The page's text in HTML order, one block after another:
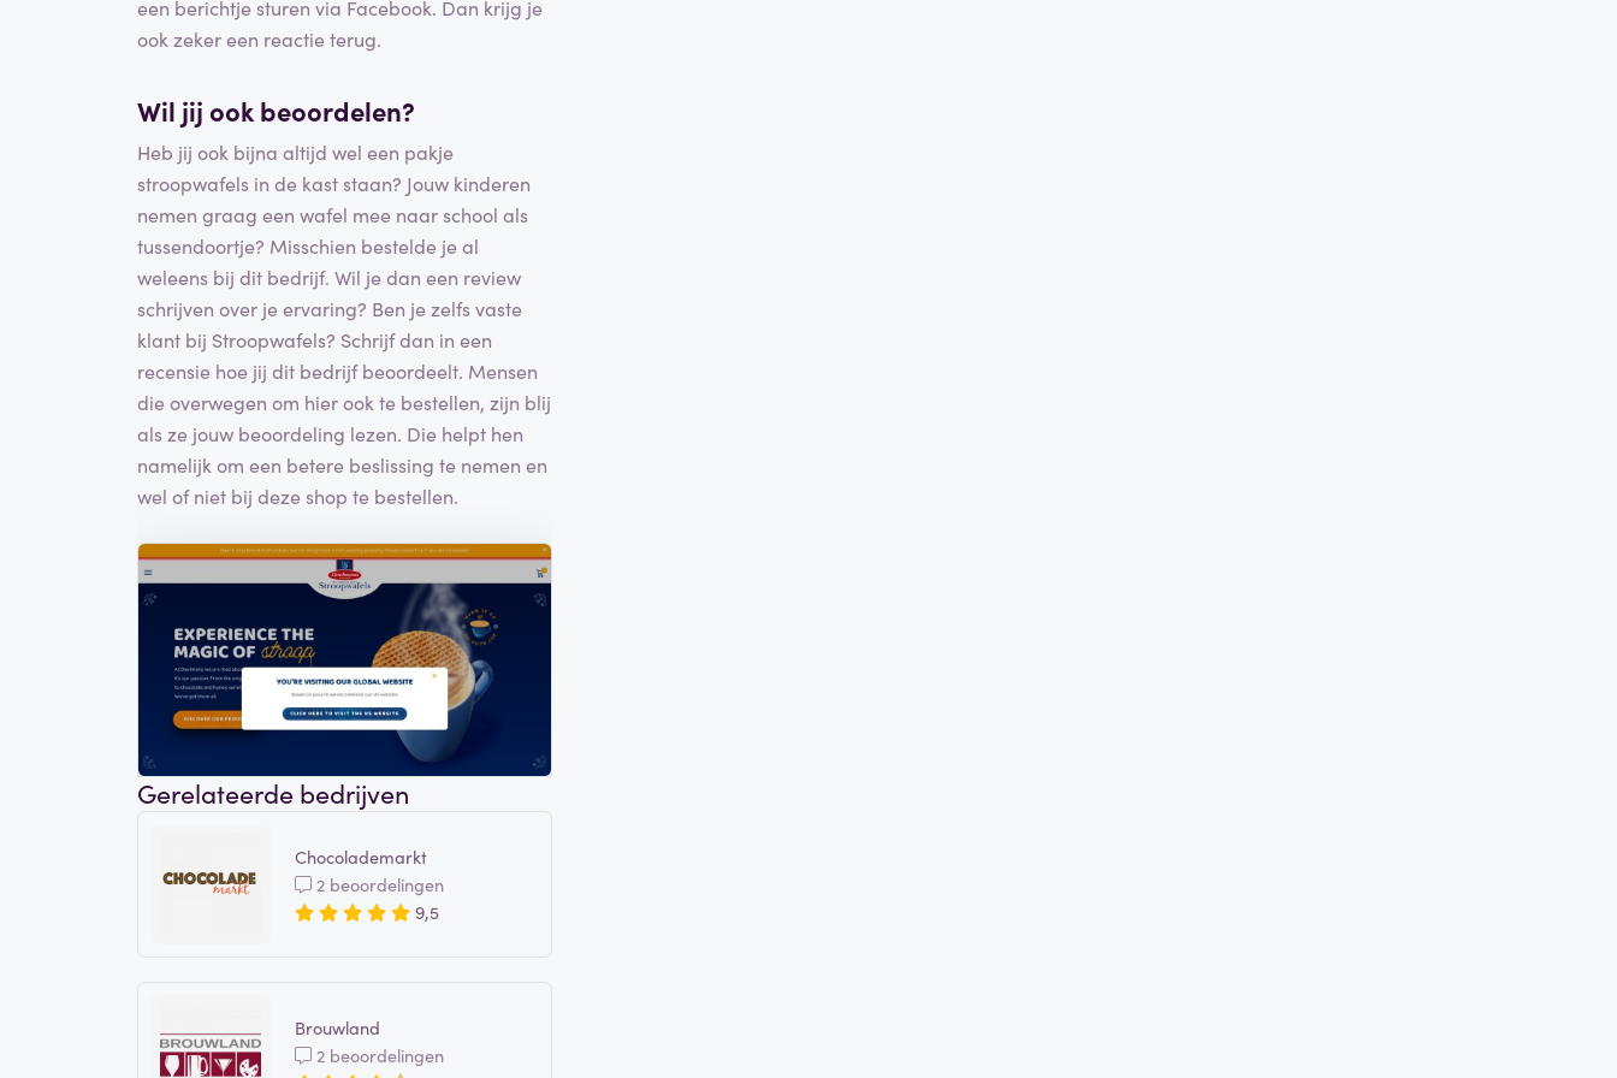
een berichtje sturen via Facebook. Dan krijg je
ook zeker een reactie terug.
Wil jij ook beoordelen?
Heb jij ook bijna altijd wel een pakje
stroopwafels in de kast staan? Jouw kinderen
nemen graag een wafel mee naar school als
tussendoortje? Misschien bestelde je al
weleens bij dit bedrijf. Wil je dan een review
schrijven over je ervaring? Ben je zelfs vaste
klant bij Stroopwafels? Schrijf dan in een
recensie hoe jij dit bedrijf beoordeelt. Mensen
die overwegen om hier ook te bestellen, zijn blij
als ze jouw beoordeling lezen. Die helpt hen
namelijk om een betere beslissing te nemen en
wel of niet bij deze shop te bestellen.
Gerelateerde bedrijven
Chocolademarkt
2 beoordelingen
9,5
Brouwland
2 beoordelingen